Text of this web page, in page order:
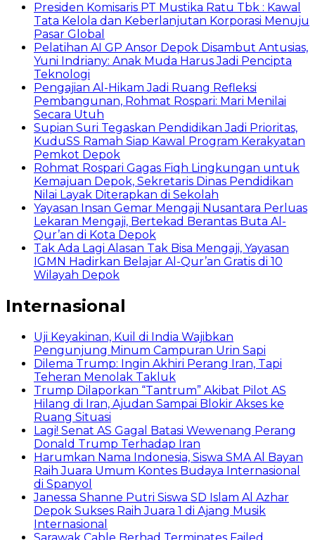
Presiden Komisaris PT Mustika Ratu Tbk : Kawal
Tata Kelola dan Keberlanjutan Korporasi Menuju
Pasar Global
Pelatihan AI GP Ansor Depok Disambut Antusias,
Yuni Indriany: Anak Muda Harus Jadi Pencipta
Teknologi
Pengajian Al-Hikam Jadi Ruang Refleksi
Pembangunan, Rohmat Rospari: Mari Menilai
Secara Utuh
Supian Suri Tegaskan Pendidikan Jadi Prioritas,
KuduSS Ramah Siap Kawal Program Kerakyatan
Pemkot Depok
Rohmat Rospari Gagas Fiqh Lingkungan untuk
Kemajuan Depok, Sekretaris Dinas Pendidikan
Nilai Layak Diterapkan di Sekolah
Yayasan Insan Gemar Mengaji Nusantara Perluas
Lekaran Mengaji, Bertekad Berantas Buta Al-
Qur’an di Kota Depok
Tak Ada Lagi Alasan Tak Bisa Mengaji, Yayasan
IGMN Hadirkan Belajar Al-Qur’an Gratis di 10
Wilayah Depok
Internasional
Uji Keyakinan, Kuil di India Wajibkan
Pengunjung Minum Campuran Urin Sapi
Dilema Trump: Ingin Akhiri Perang Iran, Tapi
Teheran Menolak Takluk
Trump Dilaporkan “Tantrum” Akibat Pilot AS
Hilang di Iran, Ajudan Sampai Blokir Akses ke
Ruang Situasi
Lagi! Senat AS Gagal Batasi Wewenang Perang
Donald Trump Terhadap Iran
Harumkan Nama Indonesia, Siswa SMA Al Bayan
Raih Juara Umum Kontes Budaya Internasional
di Spanyol
Janessa Shanne Putri Siswa SD Islam Al Azhar
Depok Sukses Raih Juara 1 di Ajang Musik
Internasional